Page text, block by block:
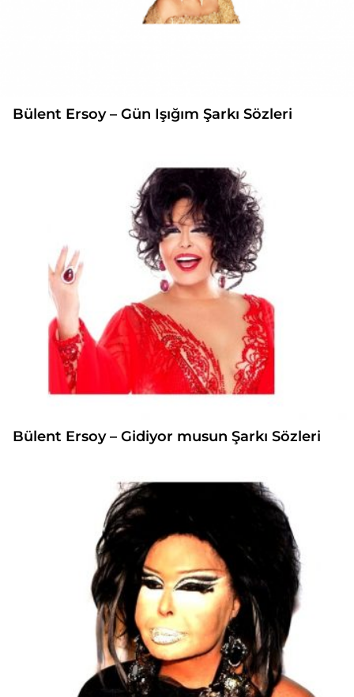
Bülent Ersoy – Gün Işığım Şarkı Sözleri
Bülent Ersoy – Gidiyor musun Şarkı Sözleri